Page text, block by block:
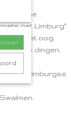
oet Limburg"
voor het oog.
dingen.
Limburgse